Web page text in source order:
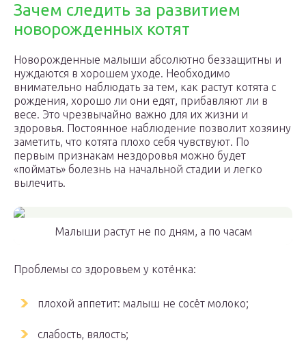
Зачем следить за развитием
новорожденных котят
Новорожденные малыши абсолютно беззащитны и
нуждаются в хорошем уходе. Необходимо
внимательно наблюдать за тем, как растут котята с
рождения, хорошо ли они едят, прибавляют ли в
весе. Это чрезвычайно важно для их жизни и
здоровья. Постоянное наблюдение позволит хозяину
заметить, что котята плохо себя чувствуют. По
первым признакам нездоровья можно будет
«поймать» болезнь на начальной стадии и легко
вылечить.
Малыши растут не по дням, а по часам
Проблемы со здоровьем у котёнка:
плохой аппетит: малыш не сосёт молоко;
слабость, вялость;